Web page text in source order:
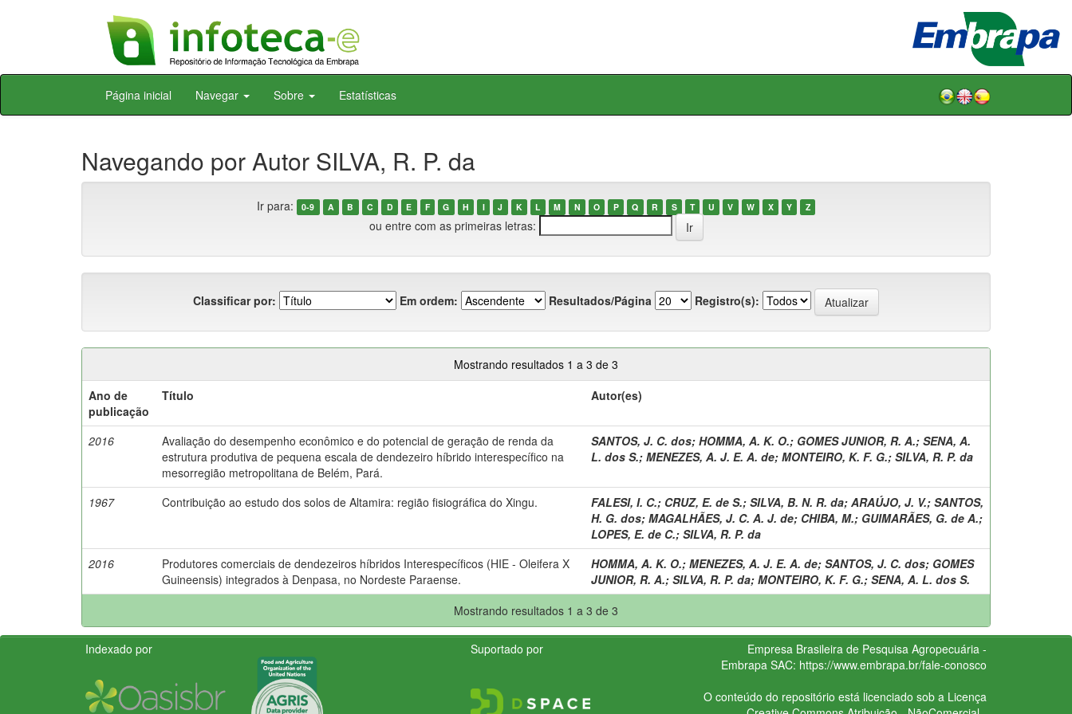
Skip
Página inicial Navegar Sobre Estatísticas
Navegando por Autor SILVA, R. P. da
Ir para: 0-9 A B C D E F G H I J K L M N O P Q R S T U V W X Y Z
ou entre com as primeiras letras:
Classificar por: Em ordem: Resultados/Página Registro(s):
Mostrando resultados 1 a 3 de 3
Ano de
publicação
Título Autor(es)
2016
Avaliação do desempenho econômico e do potencial de geração de renda da
estrutura produtiva de pequena escala de dendezeiro híbrido interespecífico na
mesorregião metropolitana de Belém, Pará.
SANTOS, J. C. dos; HOMMA, A. K. O.; GOMES JUNIOR, R. A.; SENA, A.
L. dos S.; MENEZES, A. J. E. A. de; MONTEIRO, K. F. G.; SILVA, R. P. da
1967 Contribuição ao estudo dos solos de Altamira: região fisiográfica do Xingu. FALESI, I. C.; CRUZ, E. de S.; SILVA, B. N. R. da; ARAÚJO, J. V.; SANTOS,
H. G. dos; MAGALHÃES, J. C. A. J. de; CHIBA, M.; GUIMARÃES, G. de A.;
LOPES, E. de C.; SILVA, R. P. da
2016
Produtores comerciais de dendezeiros híbridos Interespecíficos (HIE - Oleifera X
Guineensis) integrados à Denpasa, no Nordeste Paraense.
HOMMA, A. K. O.; MENEZES, A. J. E. A. de; SANTOS, J. C. dos; GOMES
JUNIOR, R. A.; SILVA, R. P. da; MONTEIRO, K. F. G.; SENA, A. L. dos S.
Mostrando resultados 1 a 3 de 3
Indexado por Suportado por
Empresa Brasileira de Pesquisa Agropecuária -
Embrapa SAC: https://www.embrapa.br/fale-conosco
O conteúdo do repositório está licenciado sob a Licença